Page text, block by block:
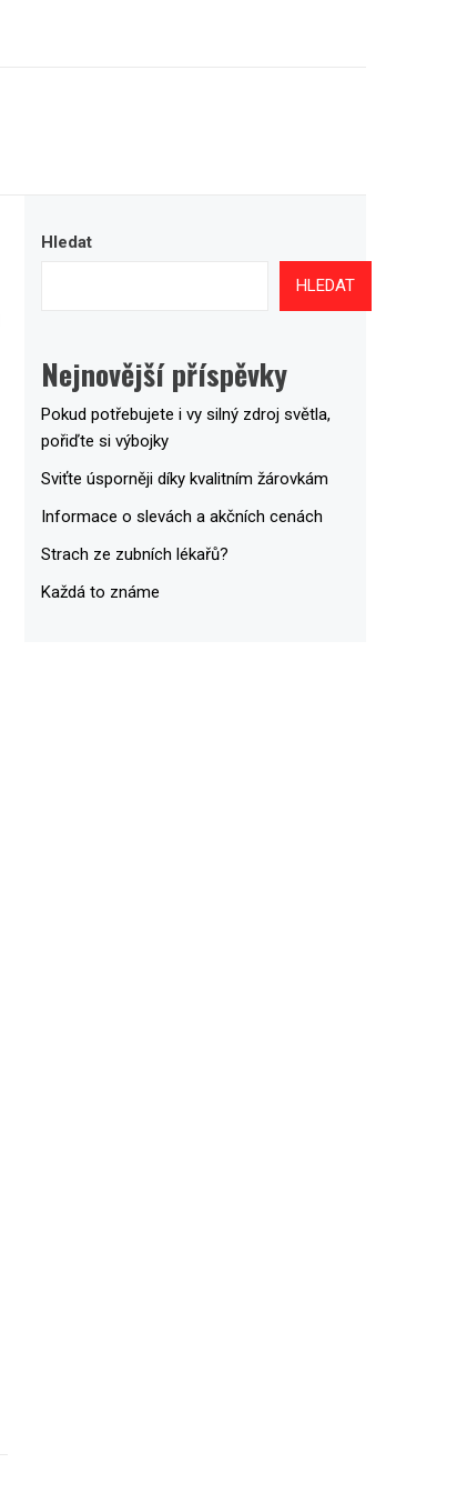
Hledat
HLEDAT
Nejnovější příspěvky
Pokud potřebujete i vy silný zdroj světla,
pořiďte si výbojky
Sviťte úsporněji díky kvalitním žárovkám
Informace o slevách a akčních cenách
Strach ze zubních lékařů?
Každá to známe